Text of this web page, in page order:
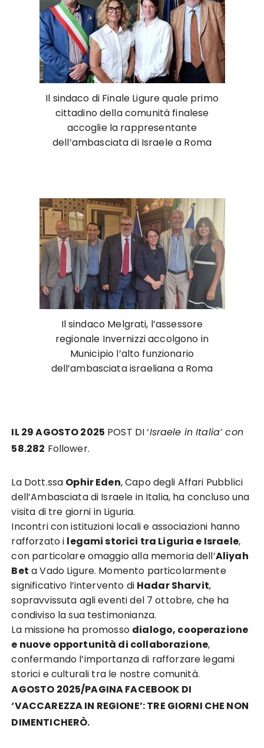
Il sindaco di Finale Ligure quale primo
cittadino della comunità finalese
accoglie la rappresentante
dell’ambasciata di Israele a Roma
Il sindaco Melgrati, l’assessore
regionale Invernizzi accolgono in
Municipio l’alto funzionario
dell’ambasciata israeliana a Roma
IL 29 AGOSTO 2025 POST DI ‘Israele in Italia’ con
58.282 Follower.
La Dott.ssa Ophir Eden, Capo degli Affari Pubblici
dell’Ambasciata di Israele in Italia, ha concluso una
visita di tre giorni in Liguria.
Incontri con istituzioni locali e associazioni hanno
rafforzato i legami storici tra Liguria e Israele,
con particolare omaggio alla memoria dell’Aliyah
Bet a Vado Ligure. Momento particolarmente
significativo l’intervento di Hadar Sharvit,
sopravvissuta agli eventi del 7 ottobre, che ha
condiviso la sua testimonianza.
La missione ha promosso dialogo, cooperazione
e nuove opportunità di collaborazione,
confermando l’importanza di rafforzare legami
storici e culturali tra le nostre comunità.
AGOSTO 2025/PAGINA FACEBOOK DI
‘VACCAREZZA IN REGIONE’:TRE GIORNI CHE NON
DIMENTICHERÒ.